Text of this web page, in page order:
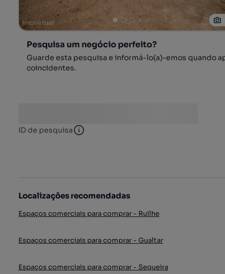
Pesquisa um negócio perfeito?
Guarde esta pesquisa e informá-lo(a)-emos quando
coincidentes.
ID de pesquisa ID de pesquisa
Localizações recomendadas
Espaços comerciais para comprar - Ruilhe
Espaços comerciais para comprar - Gualtar
Espaços comerciais para comprar - Sequeira